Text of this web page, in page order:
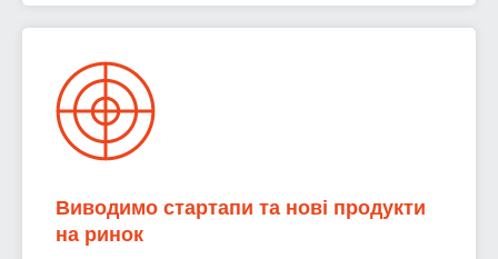
Виводимо стартапи та нові продукти
на ринок